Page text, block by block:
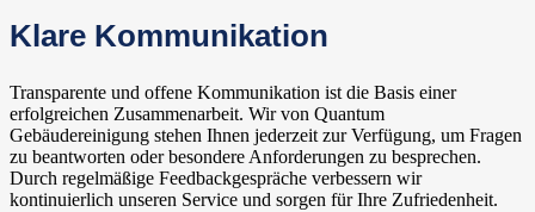
Klare Kommunikation
Transparente und offene Kommunikation ist die Basis einer
erfolgreichen Zusammenarbeit. Wir von Quantum
Gebäudereinigung stehen Ihnen jederzeit zur Verfügung, um Fragen
zu beantworten oder besondere Anforderungen zu besprechen.
Durch regelmäßige Feedbackgespräche verbessern wir
kontinuierlich unseren Service und sorgen für Ihre Zufriedenheit.